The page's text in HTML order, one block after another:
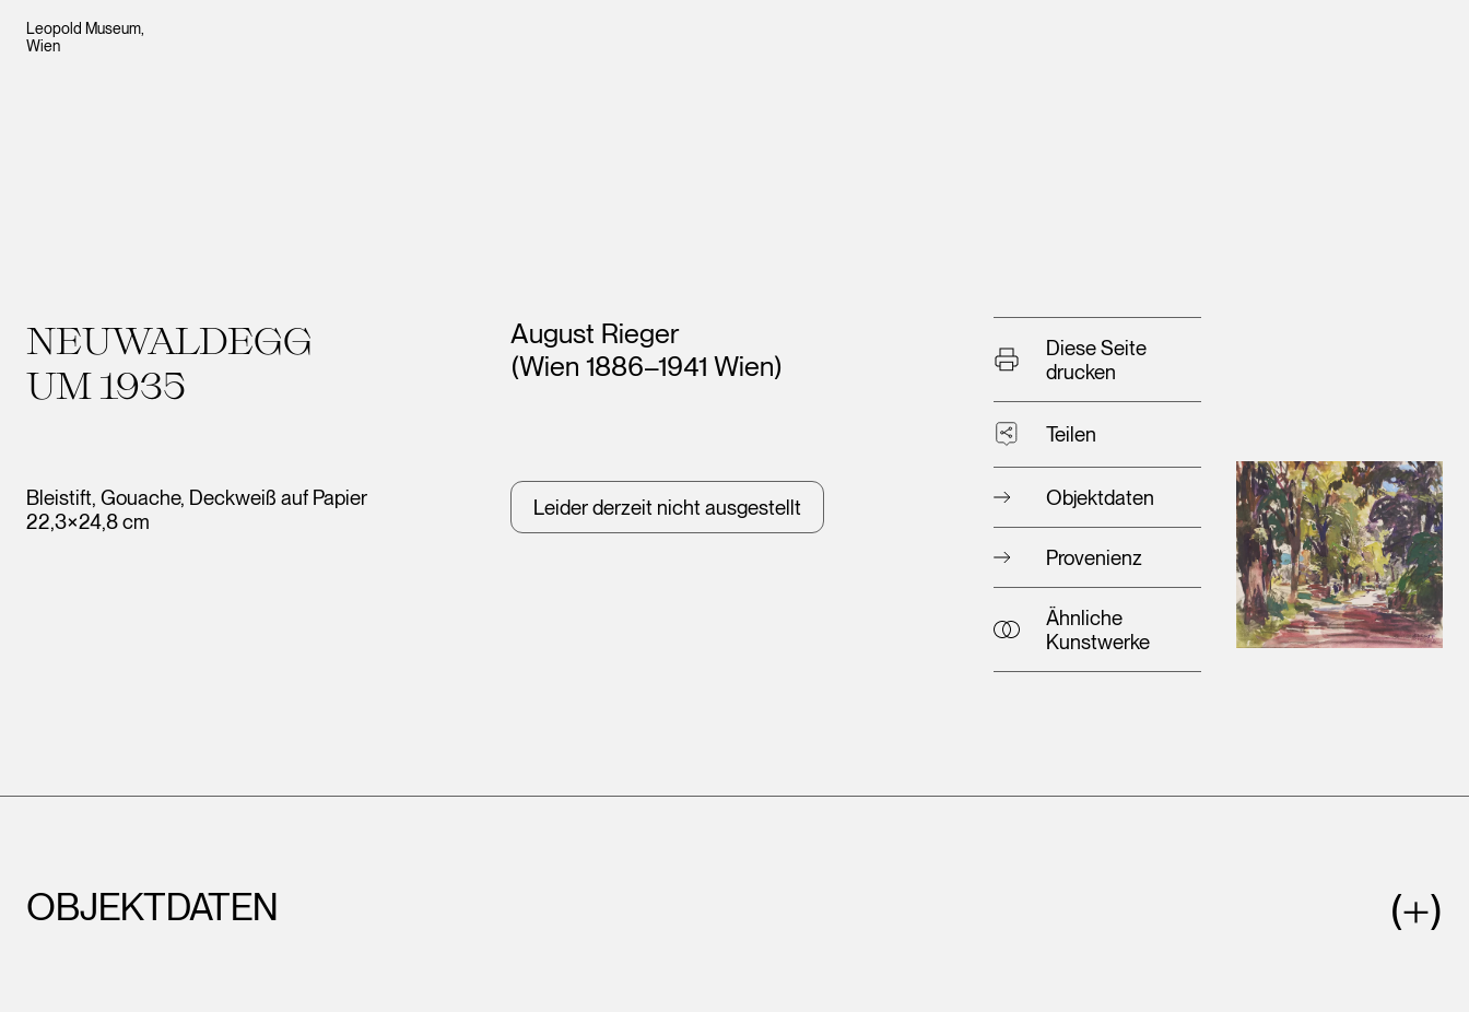
Leopold Museum,
Wien
NEUWALDEGG
UM 1935
Bleistift, Gouache, Deckweiß auf Papier
22,3×24,8 cm
Künstler*innen
August Rieger
(Wien 1886–1941 Wien)
Leider derzeit nicht ausgestellt
Diese Seite
drucken
Teilen
Objektdaten
Provenienz
Ähnliche
Kunstwerke
OBJEKTDATEN